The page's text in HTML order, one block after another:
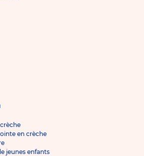
en crèche
jeunes enfants